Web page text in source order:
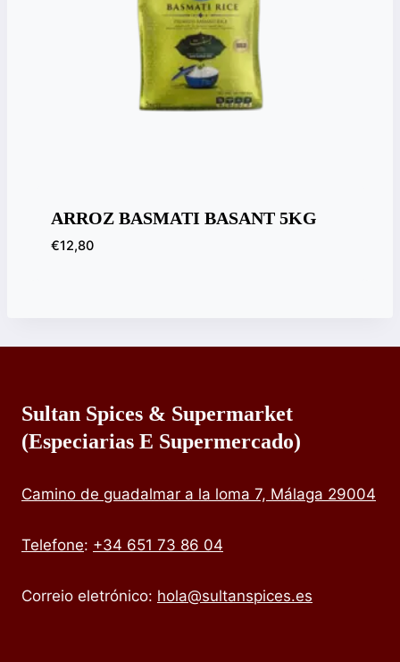
ARROZ BASMATI BASANT 5KG
€12,80
Sultan Spices & Supermarket
(especiarias E Supermercado)
Camino de guadalmar a la loma 7, Málaga 29004
Telefone: +34 651 73 86 04
Correio eletrónico: hola@sultanspices.es